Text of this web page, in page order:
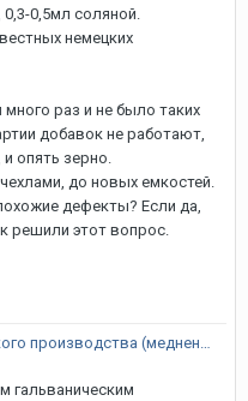
0,5мл соляной.
немецких
раз и не было таких
добавок не работают,
опять зерно.
до новых емкостей.
дефекты? Если да,
решили этот вопрос.
Легализация гальванического производства (меднение)
гальваническим